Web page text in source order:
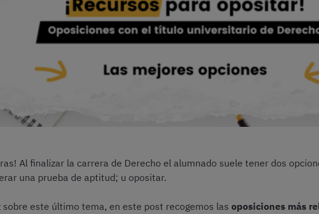
Al finalizar la carrera de Derecho el alumnado suele tener dos
una prueba de aptitud; u opositar.
sobre este último tema, en este post recogemos las oposiciones más